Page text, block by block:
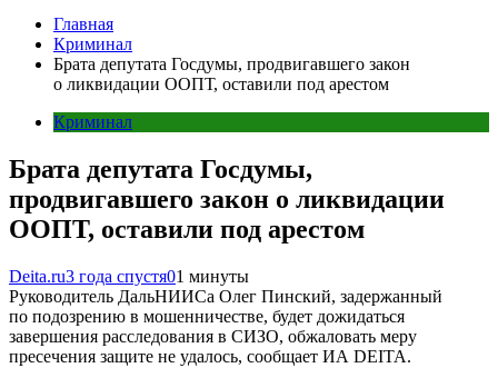
Главная
Криминал
Брата депутата Госдумы, продвигавшего закон
о ликвидации ООПТ, оставили под арестом
Криминал
Брата депутата Госдумы,
продвигавшего закон о ликвидации
ООПТ, оставили под арестом
Deita.ru3 года спустя01 минуты
Руководитель ДальНИИСа Олег Пинский, задержанный
по подозрению в мошенничестве, будет дожидаться
завершения расследования в СИЗО, обжаловать меру
пресечения защите не удалось, сообщает ИА DEITA.